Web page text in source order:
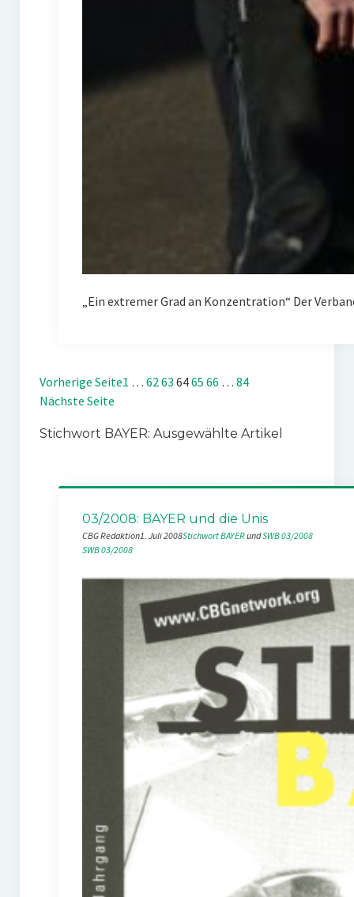
„Ein extremer Grad an Konzentration“ Der
Vorherige Seite1 … 6263 6465 66 … 84
Nächste Seite
Stichwort BAYER: Ausgewählte Artikel
03/2008: BAYER und die Unis
CBG Redaktion1. Juli 2008Stichwort BAYER und SWB 03/2008
SWB 03/2008